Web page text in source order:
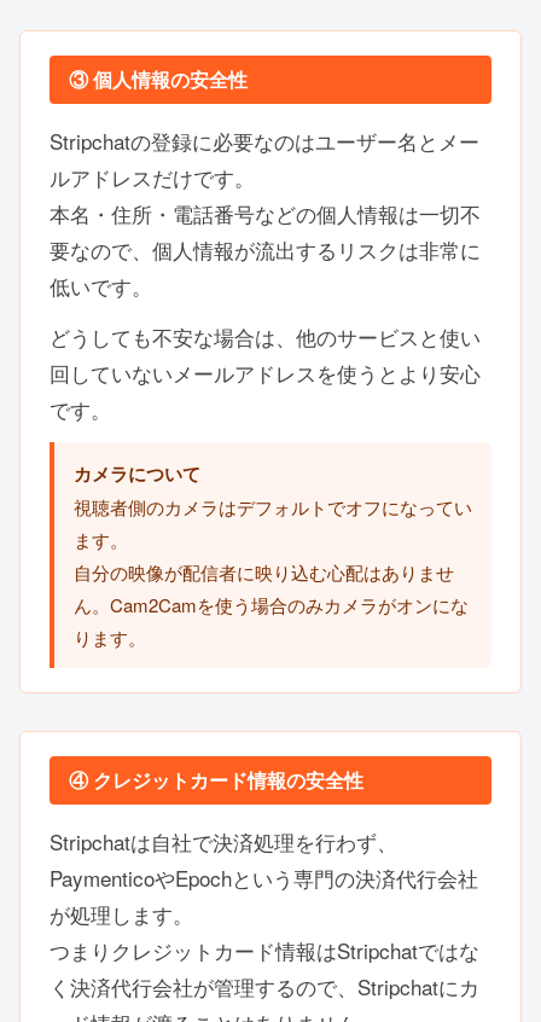
③ 個人情報の安全性
Stripchatの登録に必要なのはユーザー名とメー
ルアドレスだけです。
本名・住所・電話番号などの個人情報は一切不
要なので、個人情報が流出するリスクは非常に
低いです。
どうしても不安な場合は、他のサービスと使い
回していないメールアドレスを使うとより安心
です。
カメラについて
視聴者側のカメラはデフォルトでオフになってい
ます。
自分の映像が配信者に映り込む心配はありませ
ん。Cam2Camを使う場合のみカメラがオンにな
ります。
④ クレジットカード情報の安全性
Stripchatは自社で決済処理を行わず、
PaymenticoやEpochという専門の決済代行会社
が処理します。
つまりクレジットカード情報はStripchatではな
く決済代行会社が管理するので、Stripchatにカ